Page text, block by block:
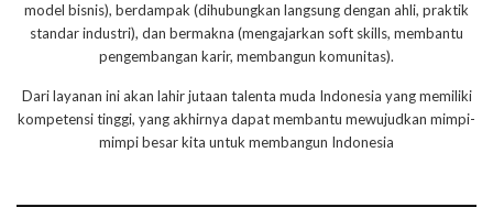
model bisnis), berdampak (dihubungkan langsung dengan ahli, praktik
standar industri), dan bermakna (mengajarkan soft skills, membantu
pengembangan karir, membangun komunitas).
Dari layanan ini akan lahir jutaan talenta muda Indonesia yang memiliki
kompetensi tinggi, yang akhirnya dapat membantu mewujudkan mimpi-
mimpi besar kita untuk membangun Indonesia